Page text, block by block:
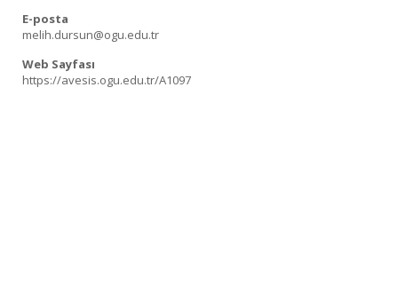
E-posta
melih.dursun@ogu.edu.tr
Web Sayfası
https://avesis.ogu.edu.tr/A1097